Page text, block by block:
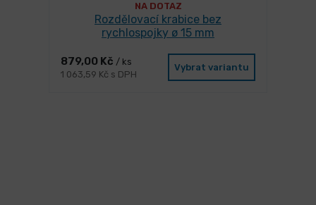
NA DOTAZ
Rozdělovací krabice bez
rychlospojky ø 15 mm
879,00 Kč / ks
1 063,59 Kč s DPH
Vybrat variantu